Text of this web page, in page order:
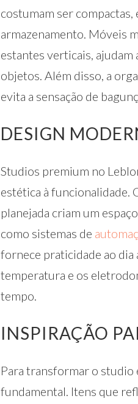
costumam ser
armazenamento. Móveis
estantes verticais, ajudam
objetos. Além disso, a
evita a sensação de
DESIGN
Studios premium no
estética à funcionalidade.
planejada criam um
como sistemas de
fornece praticidade ao dia
temperatura e os
tempo.
INSPIRAÇÃO
Para transformar o studio
fundamental. Itens que